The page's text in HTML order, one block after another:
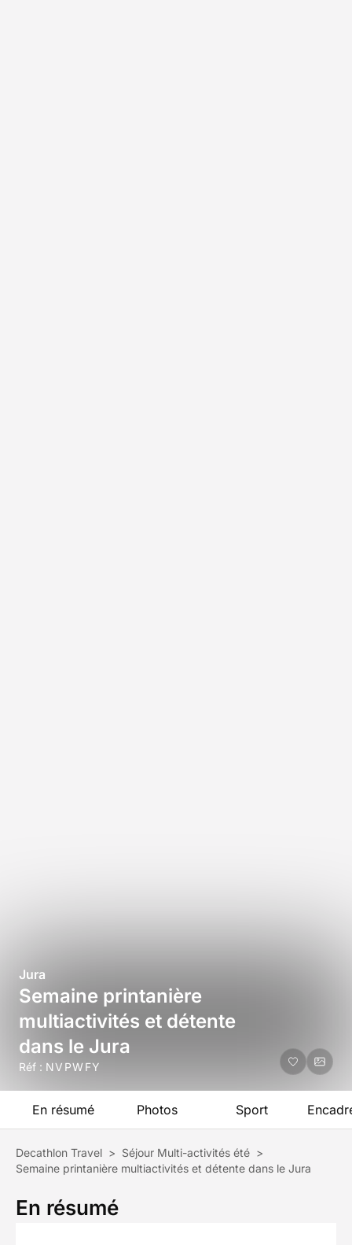
Jura
Semaine printanière
multiactivités et détente
dans le Jura
Réf : NVPWFY
En résumé Photos Sport
Decathlon Travel > Séjour Multi-activités été >
Semaine printanière multiactivités et détente dans le Jura
En résumé